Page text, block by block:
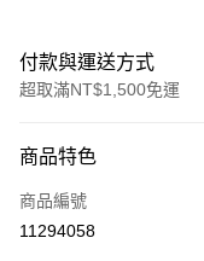
付款與運送方式
超取滿NT$1,500免運
信用卡一次付款
超商取貨付款
商品特色
商品編號
11294058